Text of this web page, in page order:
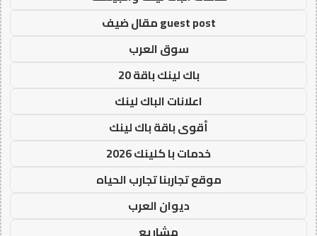
guest post مقال ضيف
سوق العرب
باك لينك باقة 20
اعلانات الباك لينك
أقوى باقة باك لينك
خدمات با كلينك 2026
موقع تجاربنا تجارب الحياه
ديوان العرب